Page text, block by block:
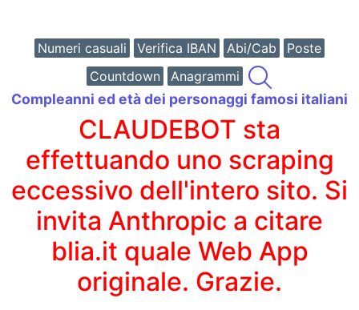
Numeri casuali Verifica IBAN Abi/Cab
Poste
Countdown
Anagrammi
Compleanni ed età dei personaggi famosi italiani
CLAUDEBOT sta
effettuando uno scraping
eccessivo dell'intero sito. Si
invita Anthropic a citare
blia.it quale Web App
originale. Grazie.